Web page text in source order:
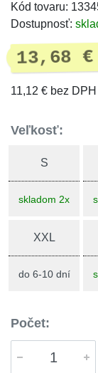
Kód tovaru:
Dostupnosť:
13,68 €
11,12 € bez
Veľkosť:
S
skladom 2x
XXL
do 6-10 dní
Počet: